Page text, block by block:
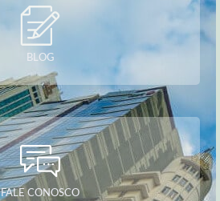
BLOG
FALE CONOSCO